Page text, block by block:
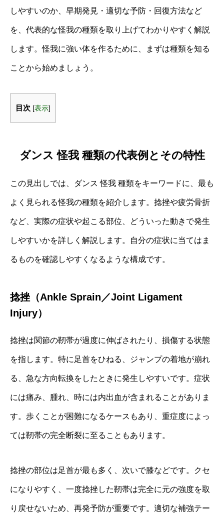
しやすいのか、早期発見・適切な予防・回復方法など
を、代表的な怪我の種類を取り上げてわかりやすく解説
します。怪我に強い体を作るために、まずは種類を知る
ことから始めましょう。
目次 [表示]
ダンス 怪我 種類の代表例とその特性
この見出しでは、ダンス 怪我 種類をキーワードに、最も
よく見られる怪我の種類を紹介します。捻挫や疲労骨折
など、実際の症状や起こる部位、どういった動きで発生
しやすいかを詳しく解説します。自分の症状に当てはま
るものを確認しやすくなるような構成です。
捻挫（Ankle Sprain／Joint Ligament
Injury）
捻挫は関節の靭帯が過度に伸ばされたり、損傷する状態
を指します。特に足首をひねる、ジャンプの着地が崩れ
る、急な方向転換をしたときに発生しやすいです。症状
には痛み、腫れ、時には内出血が含まれることがありま
す。歩くことが困難になるケースもあり、重症度によっ
ては靭帯の完全断裂に至ることもあります。
捻挫の部位は足首が最も多く、次いで膝などです。クセ
になりやすく、一度捻挫した靭帯は完全に元の強度を取
り戻せないため、再発予防が重要です。適切な補強テー